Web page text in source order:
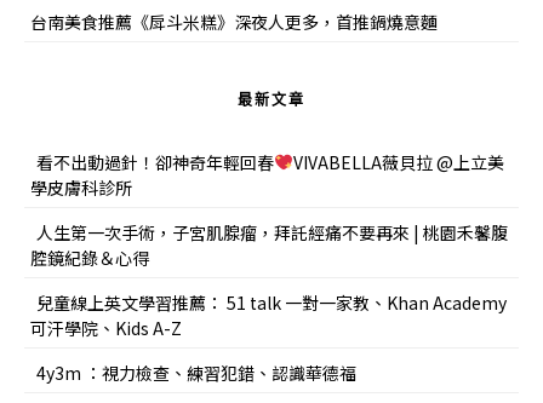
台南美食推薦《戽斗米糕》深夜人更多，首推鍋燒意麵
最新文章
看不出動過針！卻神奇年輕回春
VIVABELLA薇貝拉 @上立美
學皮膚科診所
人生第一次手術，子宮肌腺瘤，拜託經痛不要再來 | 桃園禾馨腹
腔鏡紀錄＆心得
兒童線上英文學習推薦： 51 talk 一對一家教、Khan Academy
可汗學院、Kids A-Z
4y3m ：視力檢查、練習犯錯、認識華德福